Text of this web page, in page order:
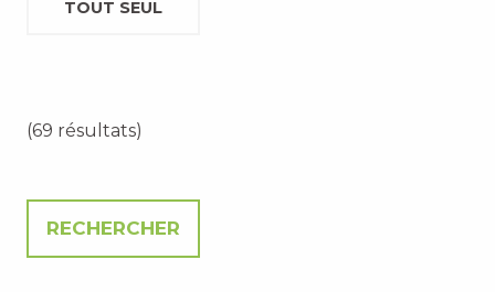
TOUT SEUL
(69 résultats)